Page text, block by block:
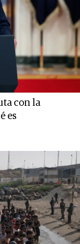
con la
es